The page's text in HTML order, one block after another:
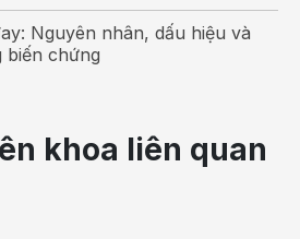
Nguyên nhân, dấu hiệu và
biến chứng
khoa liên quan